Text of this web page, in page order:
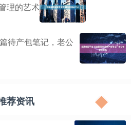
理的艺术
待产包笔记，老公
荐资讯